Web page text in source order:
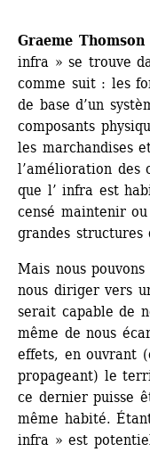
Graeme Thomson
infra » se trouve
comme suit : les
de base d’un
composants
les marchandises
l’amélioration des
que l’ infra est
censé maintenir
grandes structures
Mais nous
nous diriger vers
serait capable de
même de nous
effets, en ouvrant
propageant) le
ce dernier puisse
même habité.
infra » est